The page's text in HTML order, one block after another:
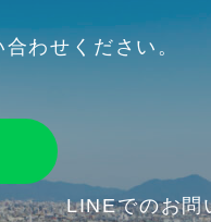
わせください。
LINEでのお問